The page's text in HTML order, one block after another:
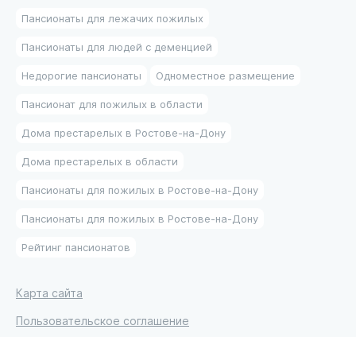
Пансионаты для лежачих пожилых
Пансионаты для людей с деменцией
Недорогие пансионаты Одноместное размещение
Пансионат для пожилых в области
Дома престарелых в Ростове-на-Дону
Дома престарелых в области
Пансионаты для пожилых в Ростове-на-Дону
Пансионаты для пожилых в Ростове-на-Дону
Рейтинг пансионатов
Карта сайта
Пользовательское соглашение